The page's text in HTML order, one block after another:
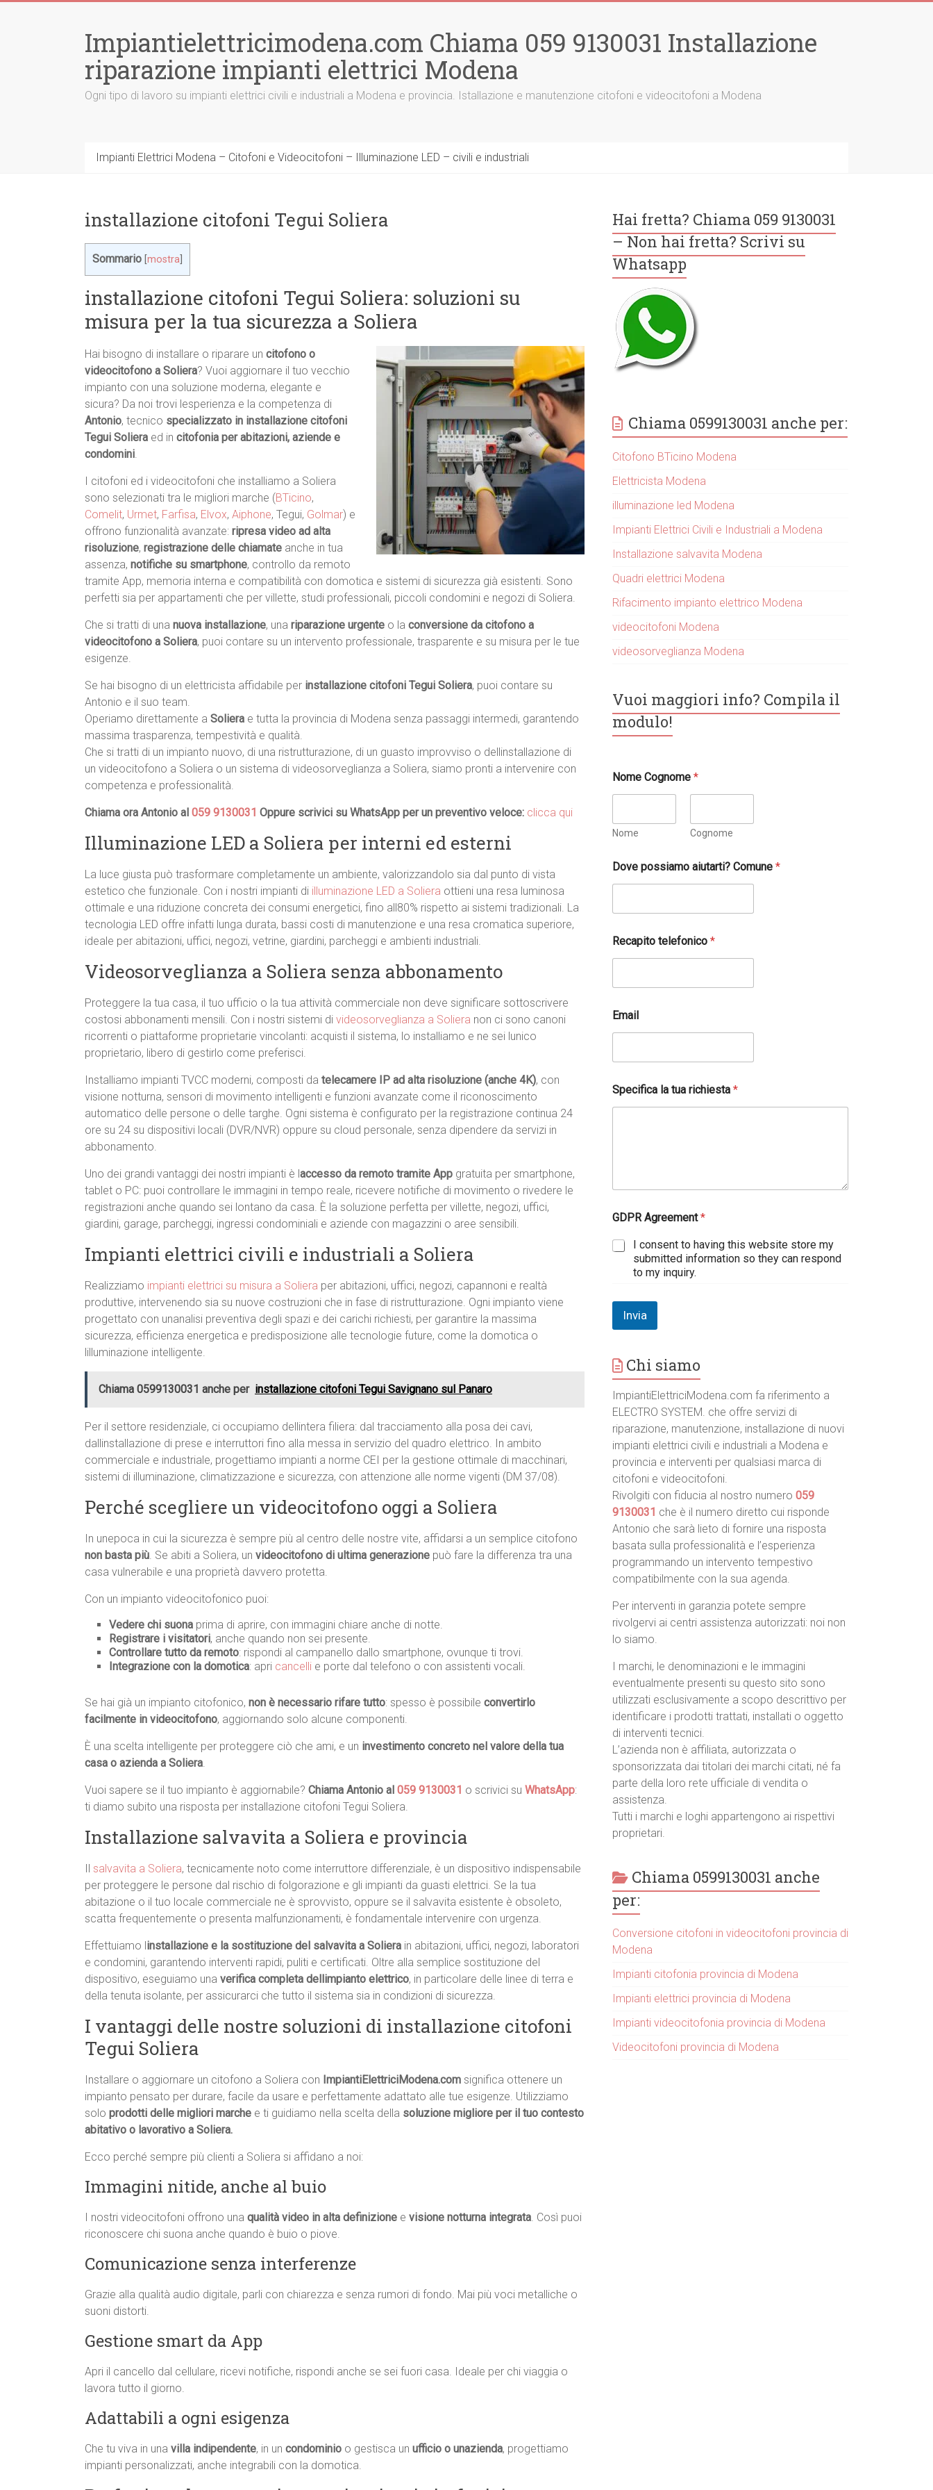
Impiantielettricimodena.com Chiama 059 9130031 Installazione
riparazione impianti elettrici Modena
Ogni tipo di lavoro su impianti elettrici civili e industriali a Modena e provincia. Istallazione e manutenzione citofoni e videocitofoni a Modena
Impianti Elettrici Modena – Citofoni e Videocitofoni – Illuminazione LED – civili e industriali
installazione citofoni Tegui Soliera
Sommario mostra
installazione citofoni Tegui Soliera: soluzioni su
misura per la tua sicurezza a Soliera
Hai bisogno di installare o riparare un citofono o
videocitofono a Soliera? Vuoi aggiornare il tuo vecchio
impianto con una soluzione moderna, elegante e
sicura? Da noi trovi lesperienza e la competenza di
Antonio, tecnico specializzato in installazione citofoni
Tegui Soliera ed in citofonia per abitazioni, aziende e
condomini.
I citofoni ed i videocitofoni che installiamo a Soliera
sono selezionati tra le migliori marche (BTicino,
Comelit, Urmet, Farfisa, Elvox, Aiphone, Tegui, Golmar) e
offrono funzionalità avanzate: ripresa video ad alta
risoluzione, registrazione delle chiamate anche in tua
assenza, notifiche su smartphone, controllo da remoto
tramite App, memoria interna e compatibilità con domotica e sistemi di sicurezza già esistenti. Sono
perfetti sia per appartamenti che per villette, studi professionali, piccoli condomini e negozi di Soliera.
Che si tratti di una nuova installazione, una riparazione urgente o la conversione da citofono a
videocitofono a Soliera, puoi contare su un intervento professionale, trasparente e su misura per le tue
esigenze.
Se hai bisogno di un elettricista affidabile per installazione citofoni Tegui Soliera, puoi contare su
Antonio e il suo team.
Operiamo direttamente a Soliera e tutta la provincia di Modena senza passaggi intermedi, garantendo
massima trasparenza, tempestività e qualità.
Che si tratti di un impianto nuovo, di una ristrutturazione, di un guasto improvviso o dellinstallazione di
un videocitofono a Soliera o un sistema di videosorveglianza a Soliera, siamo pronti a intervenire con
competenza e professionalità.
Chiama ora Antonio al 059 9130031 Oppure scrivici su WhatsApp per un preventivo veloce: clicca qui
Illuminazione LED a Soliera per interni ed esterni
La luce giusta può trasformare completamente un ambiente, valorizzandolo sia dal punto di vista
estetico che funzionale. Con i nostri impianti di illuminazione LED a Soliera ottieni una resa luminosa
ottimale e una riduzione concreta dei consumi energetici, fino all80% rispetto ai sistemi tradizionali. La
tecnologia LED offre infatti lunga durata, bassi costi di manutenzione e una resa cromatica superiore,
ideale per abitazioni, uffici, negozi, vetrine, giardini, parcheggi e ambienti industriali.
Videosorveglianza a Soliera senza abbonamento
Proteggere la tua casa, il tuo ufficio o la tua attività commerciale non deve significare sottoscrivere
costosi abbonamenti mensili. Con i nostri sistemi di videosorveglianza a Soliera non ci sono canoni
ricorrenti o piattaforme proprietarie vincolanti: acquisti il sistema, lo installiamo e ne sei lunico
proprietario, libero di gestirlo come preferisci.
Installiamo impianti TVCC moderni, composti da telecamere IP ad alta risoluzione (anche 4K), con
visione notturna, sensori di movimento intelligenti e funzioni avanzate come il riconoscimento
automatico delle persone o delle targhe. Ogni sistema è configurato per la registrazione continua 24
ore su 24 su dispositivi locali (DVR/NVR) oppure su cloud personale, senza dipendere da servizi in
abbonamento.
Uno dei grandi vantaggi dei nostri impianti è l accesso da remoto tramite App gratuita per smartphone,
tablet o PC: puoi controllare le immagini in tempo reale, ricevere notifiche di movimento o rivedere le
registrazioni anche quando sei lontano da casa. È la soluzione perfetta per villette, negozi, uffici,
giardini, garage, parcheggi, ingressi condominiali e aziende con magazzini o aree sensibili.
Impianti elettrici civili e industriali a Soliera
Realizziamo impianti elettrici su misura a Soliera per abitazioni, uffici, negozi, capannoni e realtà
produttive, intervenendo sia su nuove costruzioni che in fase di ristrutturazione. Ogni impianto viene
progettato con unanalisi preventiva degli spazi e dei carichi richiesti, per garantire la massima
sicurezza, efficienza energetica e predisposizione alle tecnologie future, come la domotica o
lilluminazione intelligente.
Chiama 0599130031 anche per installazione citofoni Tegui Savignano sul Panaro
Per il settore residenziale, ci occupiamo dellintera filiera: dal tracciamento alla posa dei cavi,
dallinstallazione di prese e interruttori fino alla messa in servizio del quadro elettrico. In ambito
commerciale e industriale, progettiamo impianti a norme CEI per la gestione ottimale di macchinari,
sistemi di illuminazione, climatizzazione e sicurezza, con attenzione alle norme vigenti (DM 37/08).
Perché scegliere un videocitofono oggi a Soliera
In unepoca in cui la sicurezza è sempre più al centro delle nostre vite, affidarsi a un semplice citofono
non basta più. Se abiti a Soliera, un videocitofono di ultima generazione può fare la differenza tra una
casa vulnerabile e una proprietà davvero protetta.
Con un impianto videocitofonico puoi:
Vedere chi suona prima di aprire, con immagini chiare anche di notte.
Registrare i visitatori, anche quando non sei presente.
Controllare tutto da remoto: rispondi al campanello dallo smartphone, ovunque ti trovi.
Integrazione con la domotica: apri cancelli e porte dal telefono o con assistenti vocali.
Se hai già un impianto citofonico, non è necessario rifare tutto: spesso è possibile convertirlo
facilmente in videocitofono, aggiornando solo alcune componenti.
È una scelta intelligente per proteggere ciò che ami, e un investimento concreto nel valore della tua
casa o azienda a Soliera.
Vuoi sapere se il tuo impianto è aggiornabile? Chiama Antonio al 059 9130031 o scrivici su WhatsApp:
ti diamo subito una risposta per installazione citofoni Tegui Soliera.
Installazione salvavita a Soliera e provincia
salvavita a Soliera, tecnicamente noto come interruttore differenziale, è un dispositivo indispensabile
per proteggere le persone dal rischio di folgorazione e gli impianti da guasti elettrici. Se la tua
abitazione o il tuo locale commerciale ne è sprovvisto, oppure se il salvavita esistente è obsoleto,
scatta frequentemente o presenta malfunzionamenti, è fondamentale intervenire con urgenza.
Effettuiamo l installazione e la sostituzione del salvavita a Soliera in abitazioni, uffici, negozi, laboratori
e condomini, garantendo interventi rapidi, puliti e certificati. Oltre alla semplice sostituzione del
dispositivo, eseguiamo una verifica completa dellimpianto elettrico, in particolare delle linee di terra e
della tenuta isolante, per assicurarci che tutto il sistema sia in condizioni di sicurezza.
I vantaggi delle nostre soluzioni di installazione citofoni
Tegui Soliera
Installare o aggiornare un citofono a Soliera con ImpiantiElettriciModena.com significa ottenere un
impianto pensato per durare, facile da usare e perfettamente adattato alle tue esigenze. Utilizziamo
solo prodotti delle migliori marche e ti guidiamo nella scelta della soluzione migliore per il tuo contesto
abitativo o lavorativo a Soliera.
Ecco perché sempre più clienti a Soliera si affidano a noi:
Immagini nitide, anche al buio
I nostri videocitofoni offrono una qualità video in alta definizione e visione notturna integrata. Così puoi
riconoscere chi suona anche quando è buio o piove.
Comunicazione senza interferenze
Grazie alla qualità audio digitale, parli con chiarezza e senza rumori di fondo. Mai più voci metalliche o
suoni distorti.
Gestione smart da App
Apri il cancello dal cellulare, ricevi notifiche, rispondi anche se sei fuori casa. Ideale per chi viaggia o
lavora tutto il giorno.
Adattabili a ogni esigenza
Che tu viva in una villa indipendente, in un condominio o gestisca un ufficio o unazienda, progettiamo
impianti personalizzati, anche integrabili con la domotica.
Hai fretta? Chiama 059 9130031
– Non hai fretta? Scrivi su
Whatsapp
Chiama 0599130031 anche per:
Citofono BTicino Modena
Elettricista Modena
illuminazione led Modena
Impianti Elettrici Civili e Industriali a Modena
Installazione salvavita Modena
Quadri elettrici Modena
Rifacimento impianto elettrico Modena
videocitofoni Modena
videosorveglianza Modena
Vuoi maggiori info? Compila il
modulo!
Nome Cognome*
Nome Cognome
Dove possiamo aiutarti? Comune*
Recapito telefonico*
Email
Specifica la tua richiesta*
i
i
a
t
a
r
t
i
?
G
D
P
R
GDPR Agreement*
I consent to having this website store my
submitted information so they can respond
to my inquiry.
Invia
Chi siamo
ImpiantiElettriciModena.com fa riferimento a
ELECTRO SYSTEM. che offre servizi di
riparazione, manutenzione, installazione di nuovi
impianti elettrici civili e industriali a Modena e
provincia e interventi per qualsiasi marca di
citofoni e videocitofoni.
Rivolgiti con fiducia al nostro numero059
9130031 che è il numero diretto cui risponde
Antonio che sarà lieto di fornire una risposta
basata sulla professionalità e l’esperienza
programmando un intervento tempestivo
compatibilmente con la sua agenda.
Per interventi in garanzia potete sempre
rivolgervi ai centri assistenza autorizzati: noi non
lo siamo.
I marchi, le denominazioni e le immagini
eventualmente presenti su questo sito sono
utilizzati esclusivamente a scopo descrittivo per
identificare i prodotti trattati, installati o oggetto
di interventi tecnici.
L’azienda non è affiliata, autorizzata o
sponsorizzata dai titolari dei marchi citati, né fa
parte della loro rete ufficiale di vendita o
assistenza.
Tutti i marchi e loghi appartengono ai rispettivi
proprietari.
Chiama 0599130031 anche
per:
Conversione citofoni in videocitofoni provincia di
Modena
Impianti citofonia provincia di Modena
Impianti elettrici provincia di Modena
Impianti videocitofonia provincia di Modena
Videocitofoni provincia di Modena